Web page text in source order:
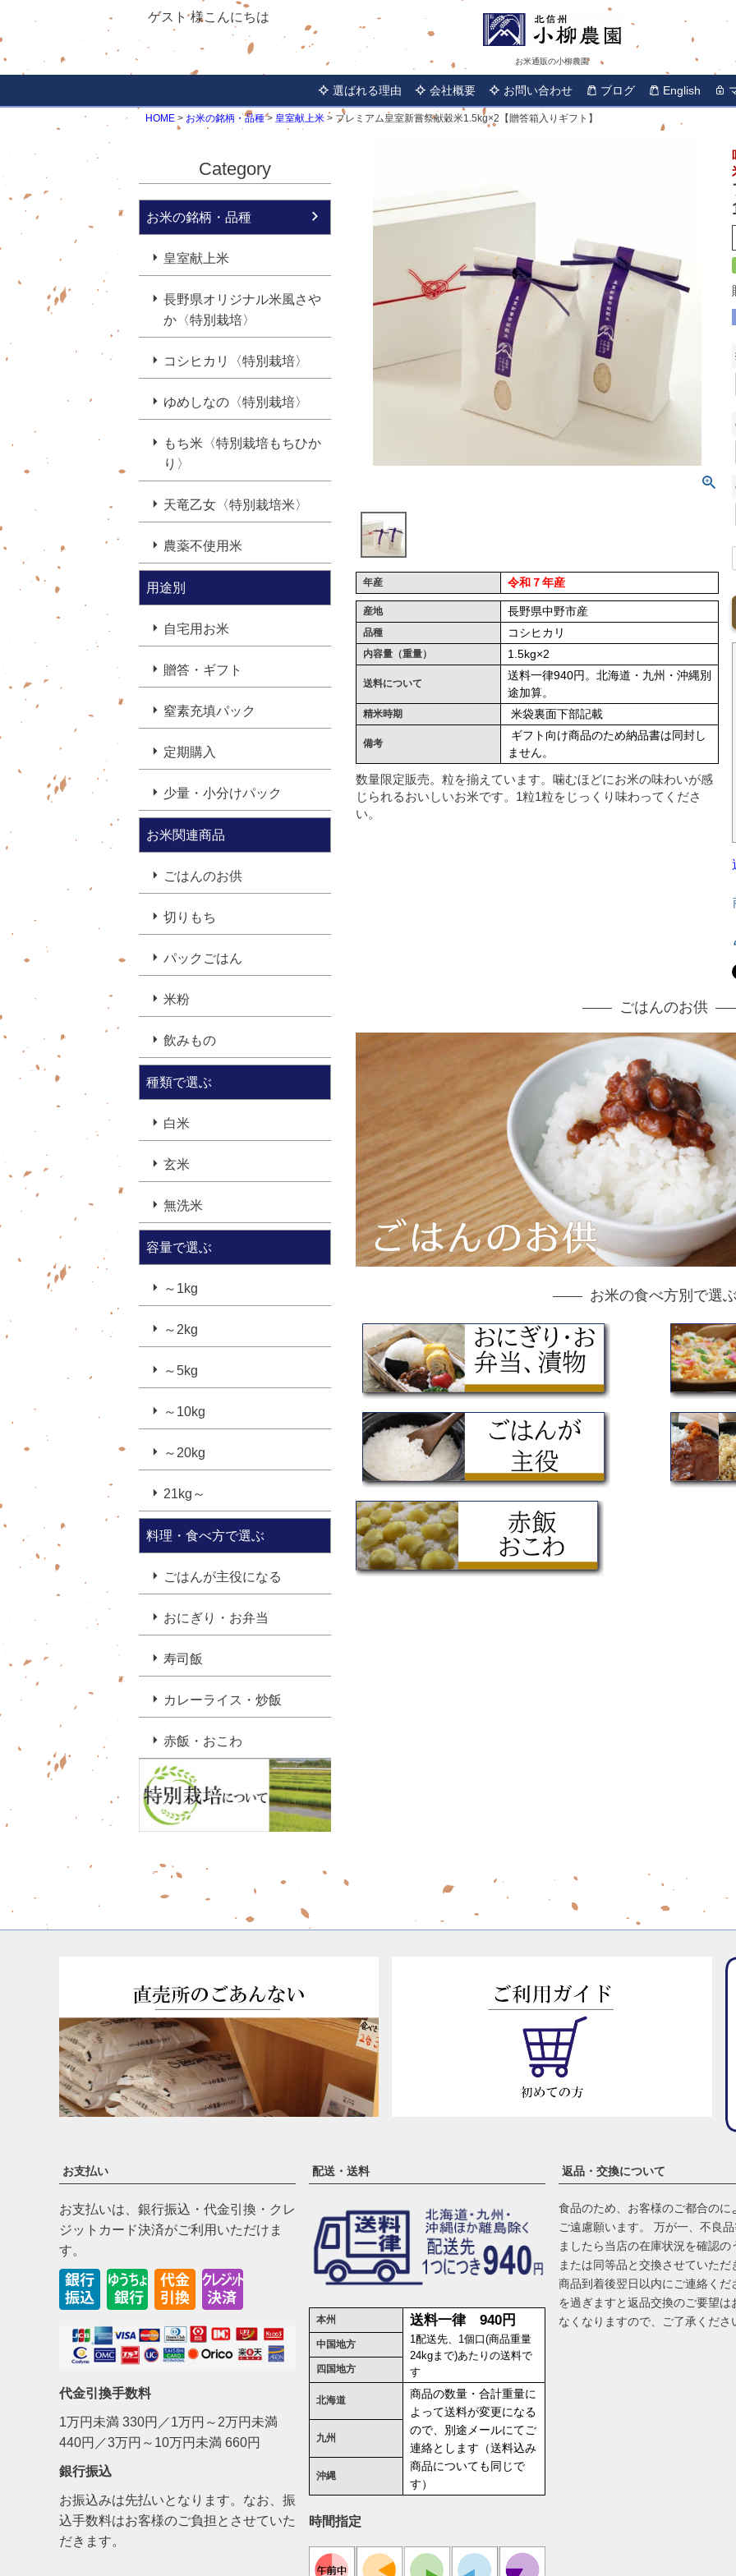
ゲスト 様こんにちは
お米通販の小柳農園
選ばれる理由 会社概要 お問い合わせ ブログ English
HOME お米の銘柄・品種 皇室献上米 プレミアム皇室新嘗祭献穀米1.5kg×2【贈答箱入りギフト】
Category
お米の銘柄・品種
皇室献上米
長野県オリジナル米風さや
か〈特別栽培〉
コシヒカリ〈特別栽培〉
ゆめしなの〈特別栽培〉
もち米〈特別栽培もちひか
り〉
天竜乙女〈特別栽培米〉
農薬不使用米
用途別
自宅用お米
贈答・ギフト
窒素充填パック
定期購入
少量・小分けパック
お米関連商品
ごはんのお供
切りもち
パックごはん
米粉
飲みもの
種類で選ぶ
白米
玄米
無洗米
容量で選ぶ
～1kg
～2kg
～5kg
～10kg
～20kg
21kg～
料理・食べ方で選ぶ
ごはんが主役になる
おにぎり・お弁当
寿司飯
カレーライス・炒飯
赤飯・おこわ
年産 令和７年産
産地 長野県中野市産
品種 コシヒカリ
内容量（重量） 1.5kg×2
送料について
送料一律940円。北海道・九州・沖縄別
途加算。
精米時期 米袋裏面下部記載
備考
ギフト向け商品のため納品書は同封し
ません。
数量限定販売。粒を揃えています。噛むほどにお米の味わいが感
じられるおいしいお米です。1粒1粒をじっくり味わってくださ
い。
ごはんのお供
お米の食べ方別で選
お支払い
お支払いは、銀行振込・代金引換・クレ
ジットカード決済がご利用いただけま
す。
代金引換手数料
1万円未満 330円／1万円～2万円未満
440円／3万円～10万円未満 660円
銀行振込
お振込みは先払いとなります。なお、振
込手数料はお客様のご負担とさせていた
だきます。
配送・送料
本州 送料一律 940円
1配送先、1個口(商品重量
24kgまで)あたりの送料で
す
中国地方
四国地方
北海道
商品の数量・合計重量に
よって送料が変更になる
ので、別途メールにてご
連絡とします（送料込み
商品についても同じで
す）
九州
沖縄
時間指定
返品・交換について
食品のため、お客様のご都合のに
ご遠慮願います。 万が一、不良
ましたら当店の在庫状況を確認の
または同等品と交換させていただ
商品到着後翌日以内にご連絡くだ
を過ぎますと返品交換のご要望は
なくなりますので、ご了承くださ